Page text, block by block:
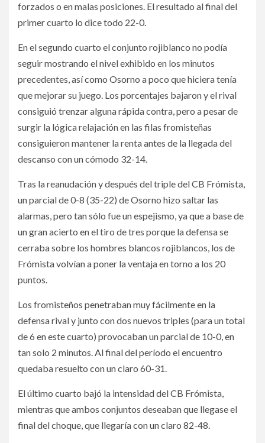
forzados o en malas posiciones. El resultado al final del
primer cuarto lo dice todo 22-0.
En el segundo cuarto el conjunto rojiblanco no podía
seguir mostrando el nivel exhibido en los minutos
precedentes, así como Osorno a poco que hiciera tenía
que mejorar su juego. Los porcentajes bajaron y el rival
consiguió trenzar alguna rápida contra, pero a pesar de
surgir la lógica relajación en las filas fromisteñas
consiguieron mantener la renta antes de la llegada del
descanso con un cómodo 32-14.
Tras la reanudación y después del triple del CB Frómista,
un parcial de 0-8 (35-22) de Osorno hizo saltar las
alarmas, pero tan sólo fue un espejismo, ya que a base de
un gran acierto en el tiro de tres porque la defensa se
cerraba sobre los hombres blancos rojiblancos, los de
Frómista volvían a poner la ventaja en torno a los 20
puntos.
Los fromisteños penetraban muy fácilmente en la
defensa rival y junto con dos nuevos triples (para un total
de 6 en este cuarto) provocaban un parcial de 10-0, en
tan solo 2 minutos. Al final del período el encuentro
quedaba resuelto con un claro 60-31.
El último cuarto bajó la intensidad del CB Frómista,
mientras que ambos conjuntos deseaban que llegase el
final del choque, que llegaría con un claro 82-48.